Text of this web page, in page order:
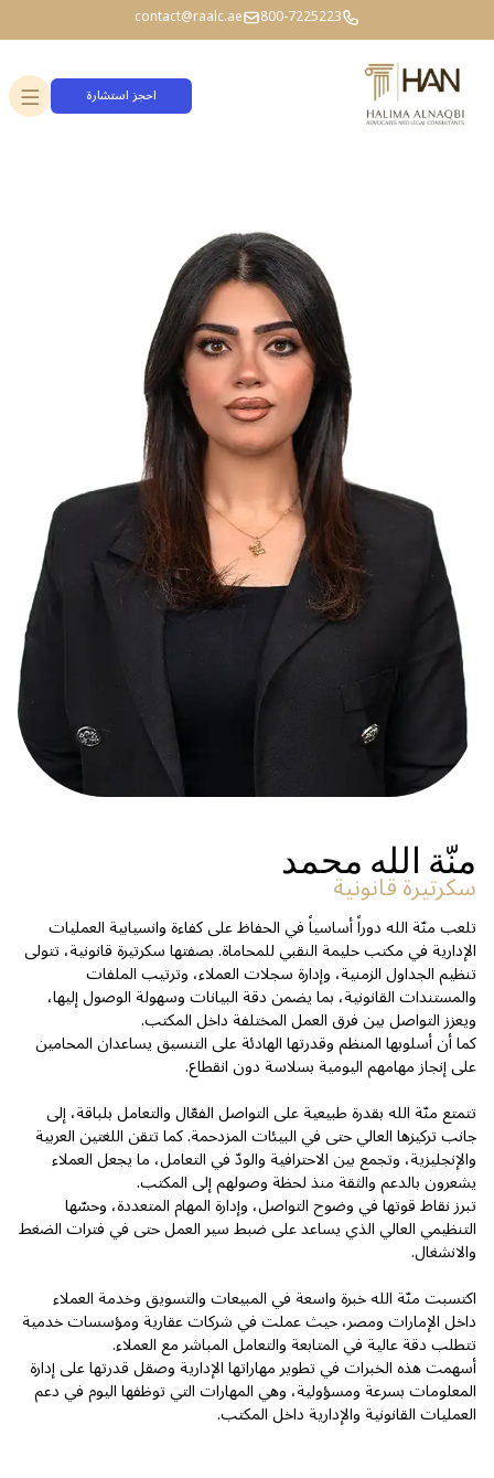
800-7225223
contact@raalc.ae
احجز استشارة
منّة الله محمد
سكرتيرة قانونية
تلعب منّة الله دوراً أساسياً في الحفاظ على كفاءة وانسيابية العمليات
الإدارية في مكتب حليمة النقبي للمحاماة. بصفتها سكرتيرة قانونية، تتولى
تنظيم الجداول الزمنية، وإدارة سجلات العملاء، وترتيب الملفات
والمستندات القانونية، بما يضمن دقة البيانات وسهولة الوصول إليها،
ويعزز التواصل بين فرق العمل المختلفة داخل المكتب.
كما أن أسلوبها المنظم وقدرتها الهادئة على التنسيق يساعدان المحامين
على إنجاز مهامهم اليومية بسلاسة دون انقطاع.
تتمتع منّة الله بقدرة طبيعية على التواصل الفعّال والتعامل بلباقة، إلى
جانب تركيزها العالي حتى في البيئات المزدحمة. كما تتقن اللغتين العربية
والإنجليزية، وتجمع بين الاحترافية والودّ في التعامل، ما يجعل العملاء
يشعرون بالدعم والثقة منذ لحظة وصولهم إلى المكتب.
تبرز نقاط قوتها في وضوح التواصل، وإدارة المهام المتعددة، وحسّها
التنظيمي العالي الذي يساعد على ضبط سير العمل حتى في فترات الضغط
والانشغال.
اكتسبت منّة الله خبرة واسعة في المبيعات والتسويق وخدمة العملاء
داخل الإمارات ومصر، حيث عملت في شركات عقارية ومؤسسات خدمية
تتطلب دقة عالية في المتابعة والتعامل المباشر مع العملاء.
أسهمت هذه الخبرات في تطوير مهاراتها الإدارية وصقل قدرتها على إدارة
المعلومات بسرعة ومسؤولية، وهي المهارات التي توظفها اليوم في دعم
العمليات القانونية والإدارية داخل المكتب.